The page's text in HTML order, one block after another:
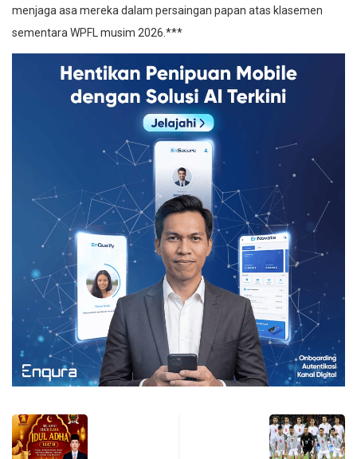
menjaga asa mereka dalam persaingan papan atas klasemen
sementara WPFL musim 2026.***